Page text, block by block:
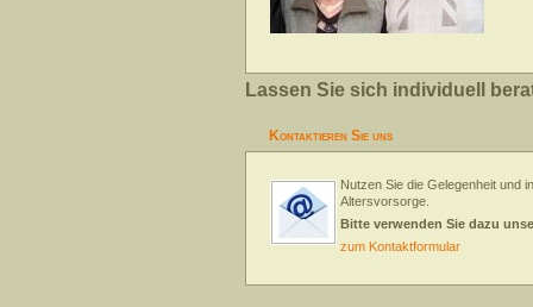
Lassen Sie sich individuell
Kontaktieren Sie uns
Nutzen Sie die Gelegenheit und
Altersvorsorge.
Bitte verwenden Sie dazu
zum Kontaktformular